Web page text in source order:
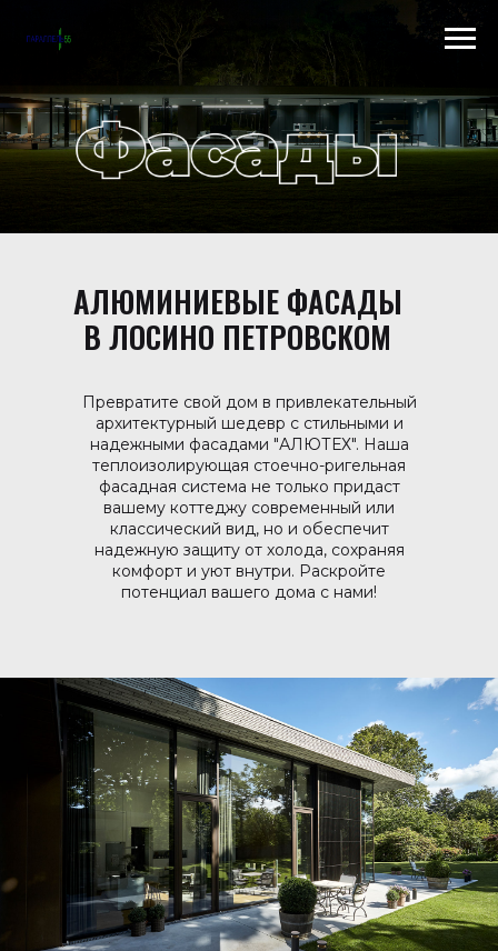
Scroll to top →
АЛЮМИНИЕВЫЕ ФАСАДЫ
В ЛОСИНО ПЕТРОВСКОМ
Превратите свой дом в привлекательный
архитектурный шедевр с стильными и
надежными фасадами "АЛЮТЕХ". Наша
теплоизолирующая стоечно-ригельная
фасадная система не только придаст
вашему коттеджу современный или
классический вид, но и обеспечит
надежную защиту от холода, сохраняя
комфорт и уют внутри. Раскройте
потенциал вашего дома с нами!